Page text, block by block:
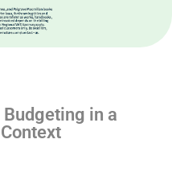
Budgeting in a